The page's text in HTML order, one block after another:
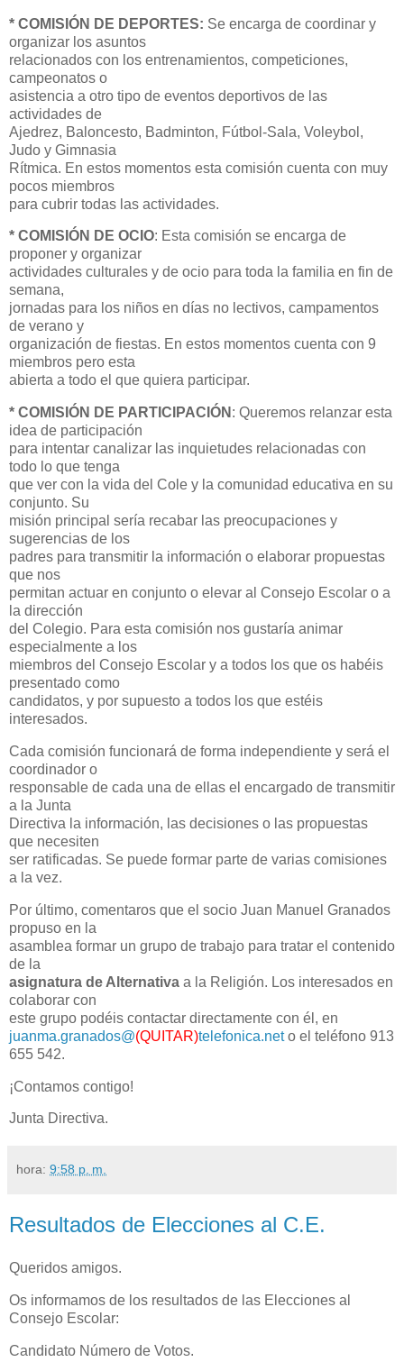
* COMISIÓN DE DEPORTES: Se encarga de coordinar y
organizar los asuntos
relacionados con los entrenamientos, competiciones,
campeonatos o
asistencia a otro tipo de eventos deportivos de las
actividades de
Ajedrez, Baloncesto, Badminton, Fútbol-Sala, Voleybol,
Judo y Gimnasia
Rítmica. En estos momentos esta comisión cuenta con muy
pocos miembros
para cubrir todas las actividades.
* COMISIÓN DE OCIO: Esta comisión se encarga de
proponer y organizar
actividades culturales y de ocio para toda la familia en fin de
semana,
jornadas para los niños en días no lectivos, campamentos
de verano y
organización de fiestas. En estos momentos cuenta con 9
miembros pero esta
abierta a todo el que quiera participar.
* COMISIÓN DE PARTICIPACIÓN : Queremos relanzar esta
idea de participación
para intentar canalizar las inquietudes relacionadas con
todo lo que tenga
que ver con la vida del Cole y la comunidad educativa en su
conjunto. Su
misión principal sería recabar las preocupaciones y
sugerencias de los
padres para transmitir la información o elaborar propuestas
que nos
permitan actuar en conjunto o elevar al Consejo Escolar o a
la dirección
del Colegio. Para esta comisión nos gustaría animar
especialmente a los
miembros del Consejo Escolar y a todos los que os habéis
presentado como
candidatos, y por supuesto a todos los que estéis
interesados.
Cada comisión funcionará de forma independiente y será el
coordinador o
responsable de cada una de ellas el encargado de transmitir
a la Junta
Directiva la información, las decisiones o las propuestas
que necesiten
ser ratificadas. Se puede formar parte de varias comisiones
a la vez.
Por último, comentaros que el socio Juan Manuel Granados
propuso en la
asamblea formar un grupo de trabajo para tratar el contenido
de la
asignatura de Alternativa a la Religión. Los interesados en
colaborar con
este grupo podéis contactar directamente con él, en
juanma.granados@(QUITAR)telefonica.neto el teléfono 913
655 542.
¡Contamos contigo!
Junta Directiva.
hora: 9:58 p. m.
Resultados de Elecciones al C.E.
Queridos amigos.
Os informamos de los resultados de las Elecciones al
Consejo Escolar:
Candidato Número de Votos.